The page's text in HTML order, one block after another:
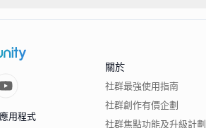
用程式
關於
社群最強使用指南
社群創作有價企劃
社群焦點功能及升級計劃